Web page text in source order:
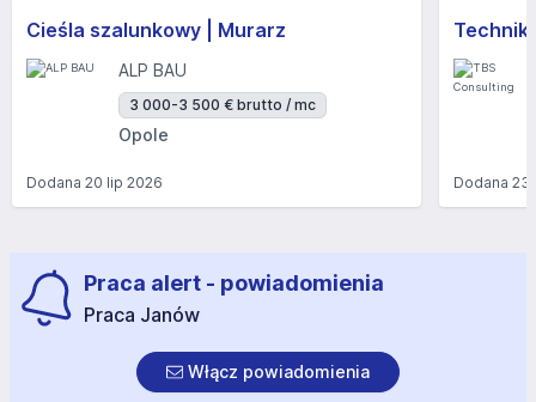
Cieśla szalunkowy | Murarz
ALP BAU
3 000-3 500 € brutto / mc
Opole
Dodana 20 lip 2026 Dodana23
Praca alert - powiadomienia
Praca Janów
Włącz powiadomienia